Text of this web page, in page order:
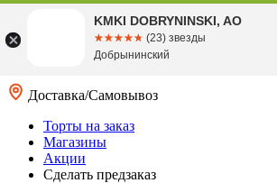
Доставка/Самовывоз
Торты на заказ
Магазины
Акции
Сделать предзаказ
KMKI DOBRYNINSKI, AO
☆☆☆☆☆
★★★★★ (23) звезды
Добрынинский